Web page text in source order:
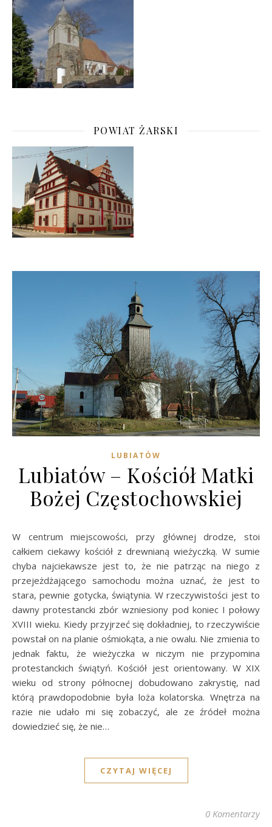
POWIAT ŻARSKI
LUBIATÓW
Lubiatów – Kościół Matki
Bożej Częstochowskiej
W centrum miejscowości, przy głównej drodze, stoi
całkiem ciekawy kościół z drewnianą wieżyczką. W sumie
chyba najciekawsze jest to, że nie patrząc na niego z
przejeżdżającego samochodu można uznać, że jest to
stara, pewnie gotycka, świątynia. W rzeczywistości jest to
dawny protestancki zbór wzniesiony pod koniec I połowy
XVIII wieku. Kiedy przyjrzeć się dokładniej, to rzeczywiście
powstał on na planie ośmiokąta, a nie owalu. Nie zmienia to
jednak faktu, że wieżyczka w niczym nie przypomina
protestanckich świątyń. Kościół jest orientowany. W XIX
wieku od strony północnej dobudowano zakrystię, nad
którą prawdopodobnie była loża kolatorska. Wnętrza na
razie nie udało mi się zobaczyć, ale ze źródeł można
dowiedzieć się, że nie…
CZYTAJ WIĘCEJ
0 Komentarzy